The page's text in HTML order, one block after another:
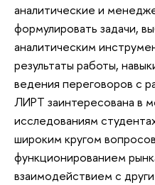
аналитические и
формулировать задачи,
аналитическим
результаты работы,
ведения переговоров с
ЛИРТ заинтересована в
исследованиям
широким кругом
функционированием
взаимодействием с